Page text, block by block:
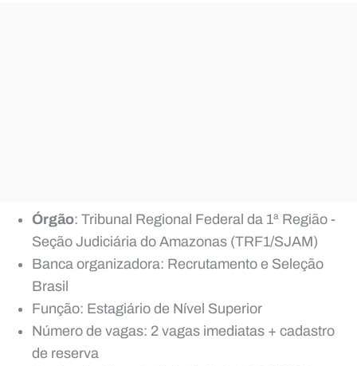
Órgão: Tribunal Regional Federal da 1ª Região -
Seção Judiciária do Amazonas (TRF1/SJAM)
Banca organizadora: Recrutamento e Seleção
Brasil
Função: Estagiário de Nível Superior
Número de vagas: 2 vagas imediatas + cadastro
de reserva